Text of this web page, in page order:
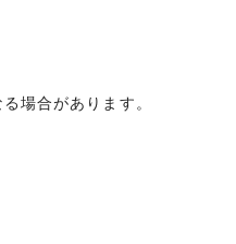
場合があります。